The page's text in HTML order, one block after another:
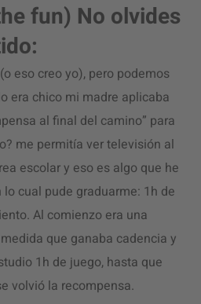
fun) No olvides
eso creo yo), pero podemos
era chico mi madre aplicaba
al final del camino” para
me permitía ver televisión al
escolar y eso es algo que he
cual pude graduarme: 1h de
Al comienzo era una
que ganaba cadencia y
1h de juego, hasta que
volvió la recompensa.